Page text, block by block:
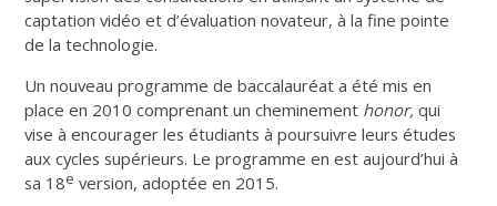
captation vidéo et d’évaluation novateur, à la fine pointe
de la technologie.
Un nouveau programme de baccalauréat a été mis en
place en 2010 comprenant un cheminement honor,qui
vise à encourager les étudiants à poursuivre leurs études
aux cycles supérieurs. Le programme en est aujourd’hui à
sa 18e version, adoptée en 2015.